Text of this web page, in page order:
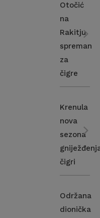
Otočić
na
Rakitju
spreman
za
čigre
Krenula
nova
sezona
čigri
Održana
dionička